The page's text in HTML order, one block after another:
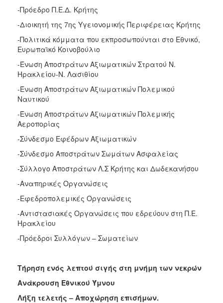
-Πρόεδρο Π.Ε.Δ. Κρήτης
-Διοικητή της 7ης Υγειονομικής Περιφέρειας Κρήτης
-Πολιτικά κόμματα που εκπροσωπούνται στο Εθνικό,
Ευρωπαϊκό Κοινοβούλιο
-Ένωση Αποστράτων Αξιωματικών Στρατού Ν.
Ηρακλείου-Ν. Λασιθίου
-Ένωση Αποστράτων Αξιωματικών Πολεμικού
Ναυτικού
-Ένωση Αποστράτων Αξιωματικών Πολεμικής
Αεροπορίας
-Σύνδεσμο Εφέδρων Αξιωματικών
-Σύνδεσμο Αποστράτων Σωμάτων Ασφαλείας
-Σύλλογο Αποστράτων Λ.Σ Κρήτης και Δωδεκανήσου
-Αναπηρικές Οργανώσεις
-Εφεδροπολεμικές Οργανώσεις
-Αντιστασιακές Οργανώσεις που εδρεύουν στη Π.Ε.
Ηρακλείου
-Πρόεδροι Συλλόγων – Σωματείων
Τήρηση ενός λεπτού σιγής στη μνήμη των νεκρών
Ανάκρουση Εθνικού Ύμνου
Λήξη τελετής – Αποχώρηση επισήμων.